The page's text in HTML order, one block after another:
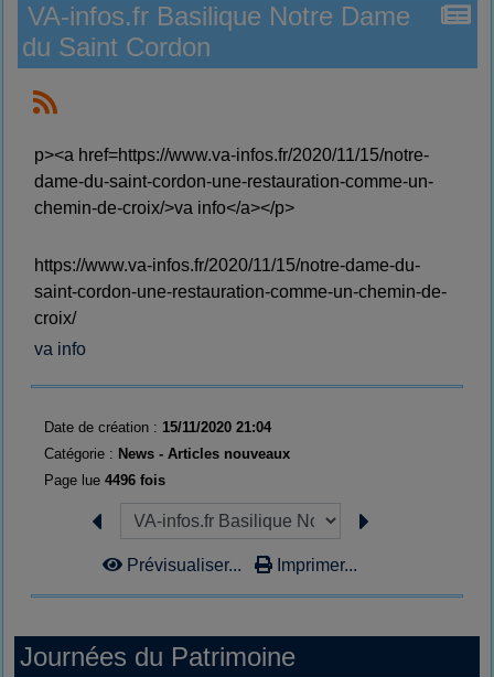
Journées du Patrimoine
VA-infos.fr Basilique Notre Dame
du Saint Cordon
p><a href=https://www.va-infos.fr/2020/11/15/notre-
dame-du-saint-cordon-une-restauration-comme-un-
chemin-de-croix/>va info</a></p>
https://www.va-infos.fr/2020/11/15/notre-dame-du-
saint-cordon-une-restauration-comme-un-chemin-de-
croix/
va info
Date de création : 15/11/2020 21:04
Catégorie : News - Articles nouveaux
Page lue4496 fois
Prévisualiser... Imprimer...